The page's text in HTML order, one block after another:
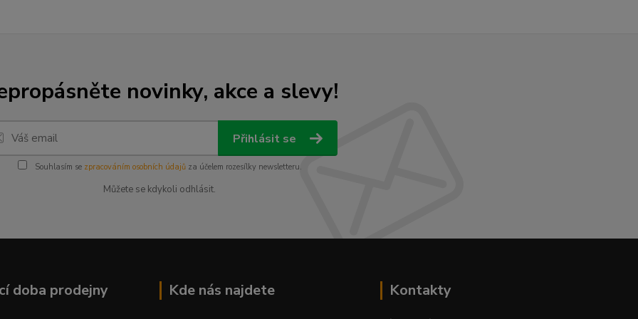
novinky, akce a slevy!
Přihlásit se
Souhlasím se zpracováním osobních údajůza účelem rozesílky newsletteru.
Můžete se kdykoli odhlásit.
doba prodejny Kde nás najdete Kontakty